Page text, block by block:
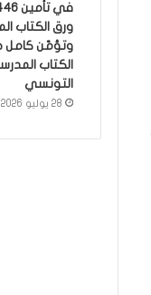
ورق الكتاب
وتؤمّن كامل
الكتاب
التونسي
28 يوليو 2026